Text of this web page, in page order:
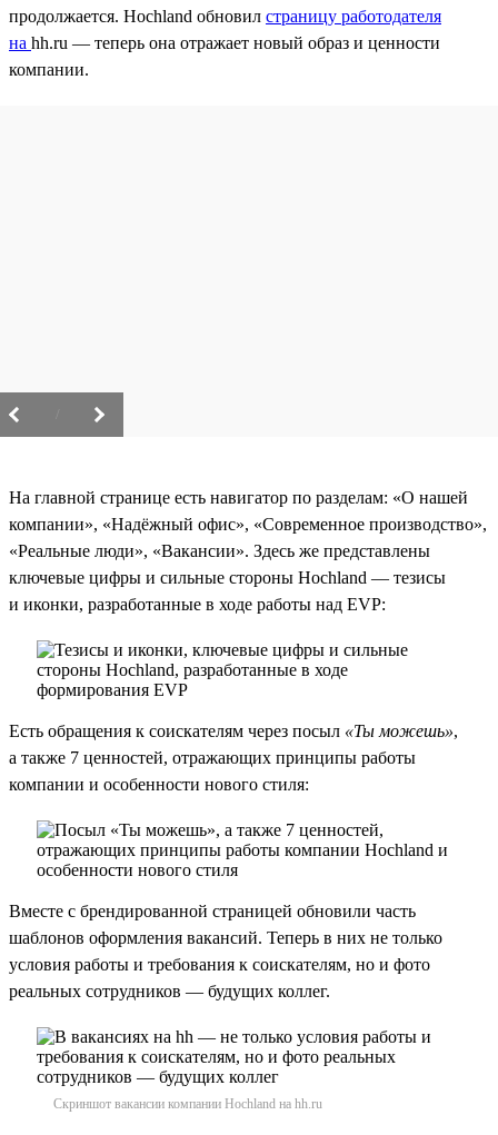
продолжается. Hochland обновил страницу работодателя
на hh.ru — теперь она отражает новый образ и ценности
компании.
На главной странице есть навигатор по разделам: «О нашей
компании», «Надёжный офис», «Современное производство»,
«Реальные люди», «Вакансии». Здесь же представлены
ключевые цифры и сильные стороны Hochland — тезисы
и иконки, разработанные в ходе работы над EVP:
Есть обращения к соискателям через посыл «Ты можешь»,
а также 7 ценностей, отражающих принципы работы
компании и особенности нового стиля:
Вместе с брендированной страницей обновили часть
шаблонов оформления вакансий. Теперь в них не только
условия работы и требования к соискателям, но и фото
реальных сотрудников — будущих коллег.
Скриншот вакансии компании Hochland на hh.ru